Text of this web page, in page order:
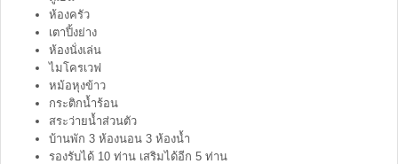
ห้องครัว
เตาปิ้งย่าง
ห้องนั่งเล่น
ไมโครเวฟ
หม้อหุงข้าว
กระติกน้ำร้อน
สระว่ายน้ำส่วนตัว
บ้านพัก 3 ห้องนอน 3 ห้องน้ำ
รองรับได้ 10 ท่าน เสริมได้อีก 5 ท่าน